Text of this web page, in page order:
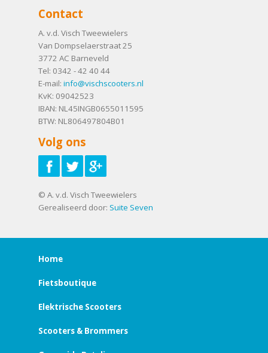
Contact
A. v.d. Visch Tweewielers
Van Dompselaerstraat 25
3772 AC Barneveld
Tel: 0342 - 42 40 44
E-mail: info@vischscooters.nl
KvK: 09042523
IBAN: NL45INGB0655011595
BTW: NL806497804B01
Volg ons
© A. v.d. Visch Tweewielers
Gerealiseerd door: Suite Seven
Home
Fietsboutique
Elektrische Scooters
Scooters & Brommers